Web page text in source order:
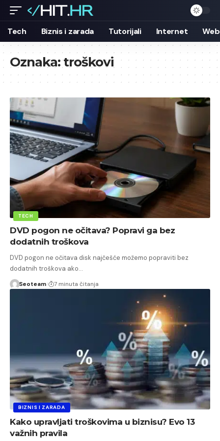
Tech Biznis i zarada Tutorijali Internet
Oznaka:troškovi
TECH
DVD pogon ne očitava? Popravi ga bez
dodatnih troškova
DVD pogon ne očitava disk najčešće možemo popraviti bez
dodatnih troškova ako…
Seoteam 7 minuta čitanja
BIZNIS I ZARADA
Kako upravljati troškovima u biznisu? Evo 13
važnih pravila